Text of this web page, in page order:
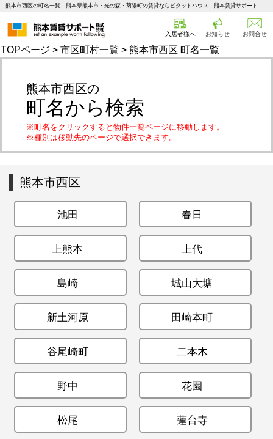
熊本市西区の町名一覧｜熊本県熊本市・光の森・菊陽町の賃貸ならピタットハウス 熊本賃貸サポート
入居者様へ お知らせ お問合せ
TOPページ > 市区町村一覧 > 熊本市西区 町名一覧
熊本市西区の
町名から検索
※町名をクリックすると物件一覧ページに移動します。
※種別は移動先のページで選択できます。
熊本市西区
池田 春日
上熊本 上代
島崎 城山大塘
新土河原 田崎本町
谷尾崎町 二本木
野中 花園
松尾 蓮台寺